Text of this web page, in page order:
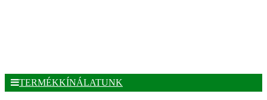
TERMÉKKÍNÁLATUNK